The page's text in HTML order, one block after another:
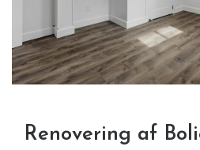
Renovering af